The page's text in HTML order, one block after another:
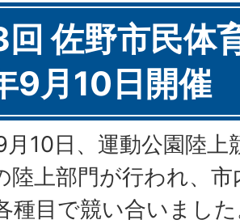
回 佐野市民体
9月10日開催
10日、運動公園陸上
陸上部門が行われ、
種目で競い合いまし